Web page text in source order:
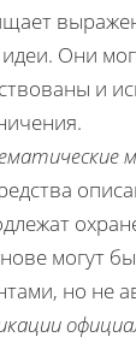
Они
и
могут
но не